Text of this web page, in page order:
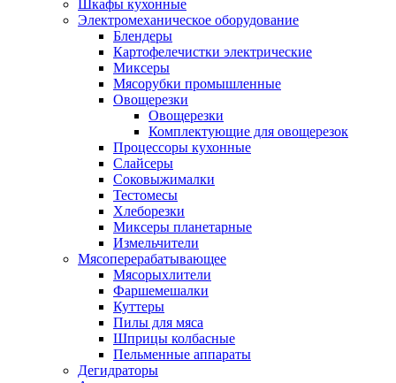
Шкафы кухонные
Электромеханическое оборудование
Блендеры
Картофелечистки электрические
Миксеры
Мясорубки промышленные
Овощерезки
Овощерезки
Комплектующие для овощерезок
Процессоры кухонные
Слайсеры
Соковыжималки
Тестомесы
Хлеборезки
Миксеры планетарные
Измельчители
Мясоперерабатывающее
Мясорыхлители
Фаршемешалки
Куттеры
Пилы для мяса
Шприцы колбасные
Пельменные аппараты
Дегидраторы